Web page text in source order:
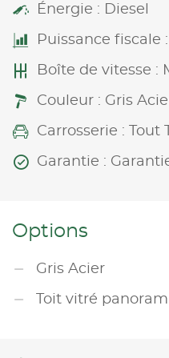
Énergie : Diesel
Puissance fiscale
Boîte de vitesse :
Couleur : Gris
Carrosserie : Tout
Garantie :
Options
Gris Acier
Toit vitré